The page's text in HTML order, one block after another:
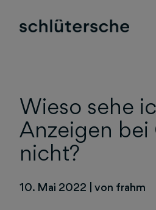
Wieso sehe
Anzeigen bei
nicht?
10. Mai 2022 von frahm